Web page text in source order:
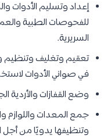
إعداد وتسليم الأدوات
للفحوصات الطبية
السريرية.
تعقيم وتغليف وتنظيم
في صواني الأدوات
وضع القفازات والأردية
جمع المعدات واللوازم
وتنظيفها يدويًا من أجل